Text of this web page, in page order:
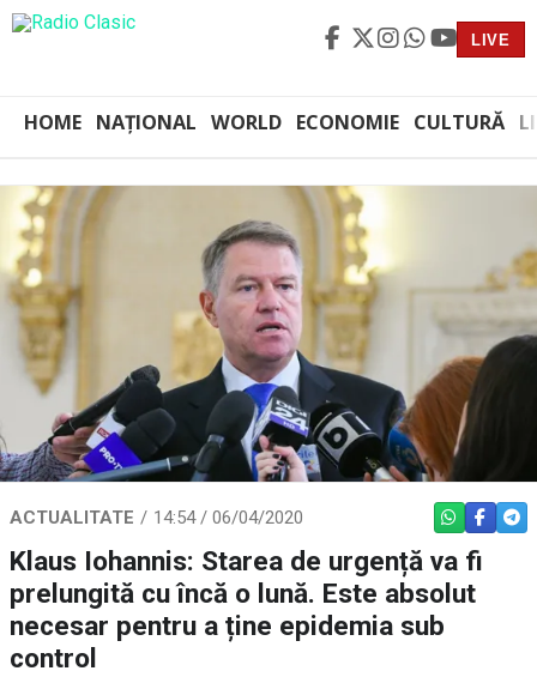
LIVE
HOME NAȚIONAL WORLD ECONOMIE CULTURĂ
ACTUALITATE 14:54 / 06/04/2020 WHATSAPP
Klaus Iohannis: Starea de urgență va fi
prelungită cu încă o lună. Este absolut
necesar pentru a ține epidemia sub
control